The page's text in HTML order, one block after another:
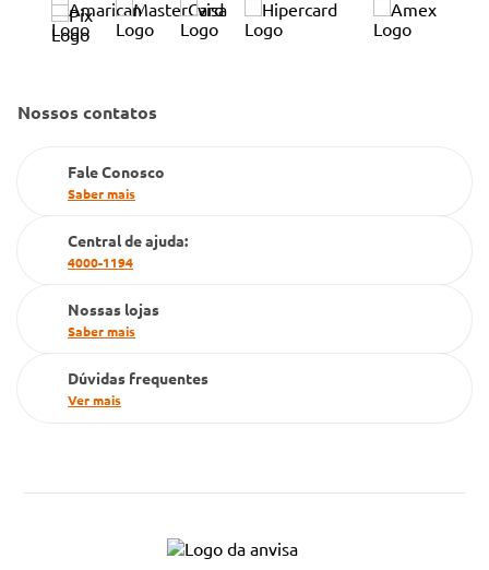
Código de Conduta
Política de Reembolso
Dúvidas Frequentes
Condeclin
Cartão Grupo Conde
Televendas
Nossos contatos
Fale Conosco
Saber mais
Central de ajuda:
4000-1194
Nossas lojas
Saber mais
Dúvidas frequentes
Ver mais